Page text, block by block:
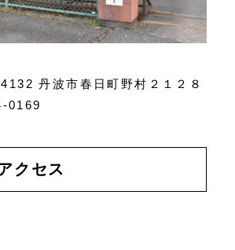
丹波市春日町野村２１２８
0169
クセス